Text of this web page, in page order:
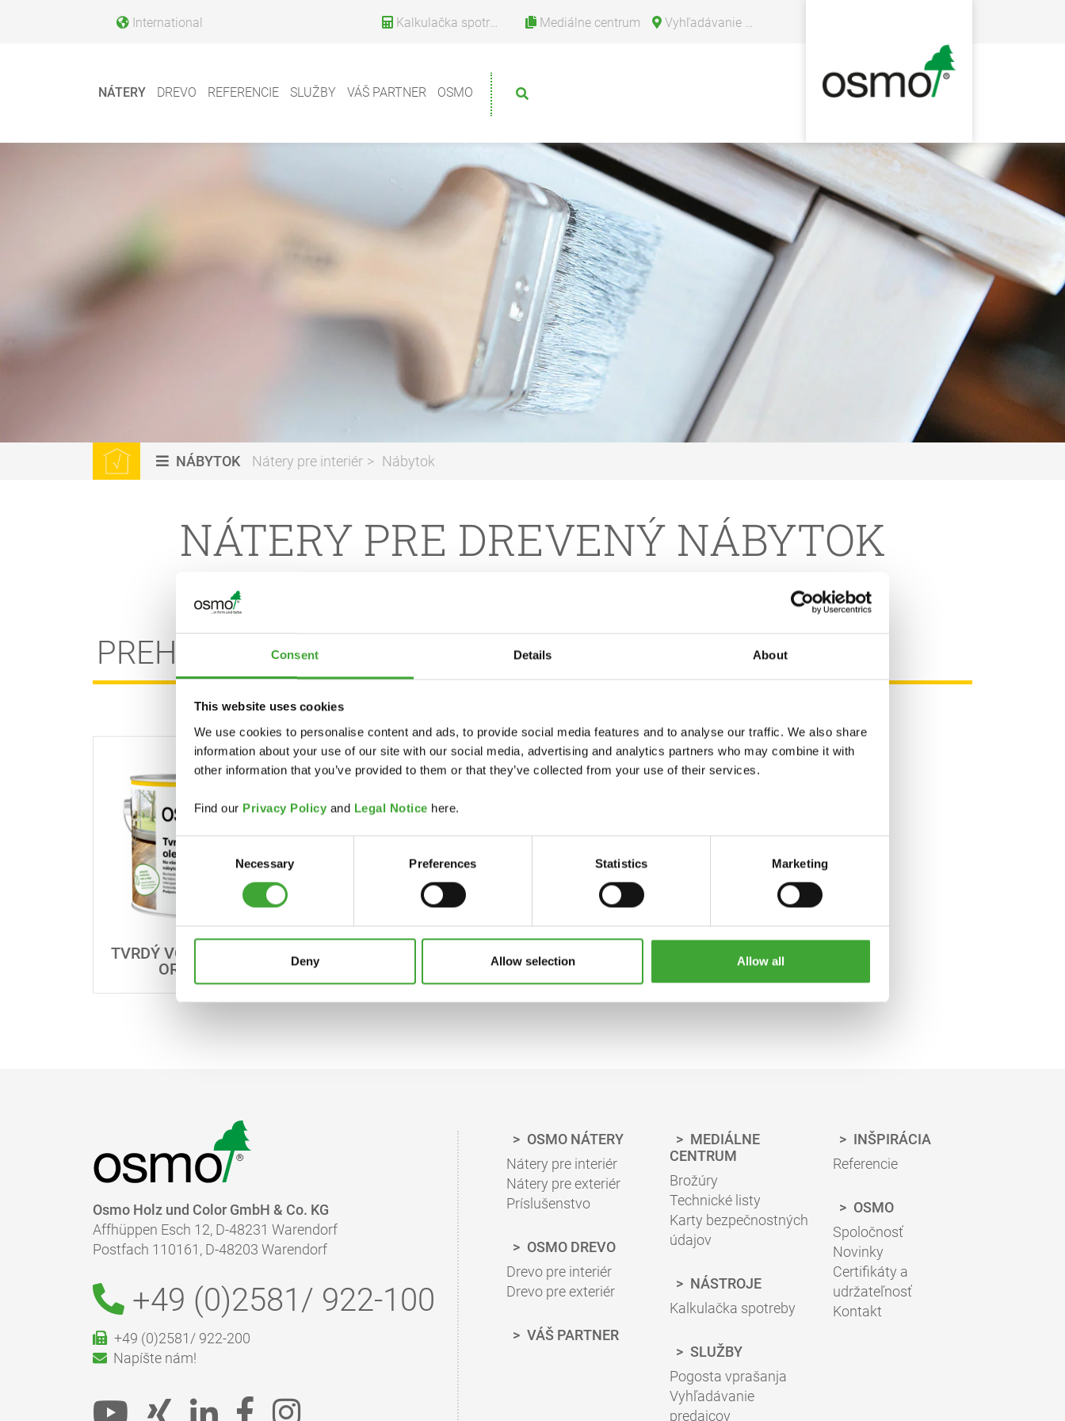
Consent Details About
This website uses cookies
We use cookies to personalise content and ads, to provide social media features and to analyse our traffic. We also share
information about your use of our site with our social media, advertising and analytics partners who may combine it with
other information that you’ve provided to them or that they’ve collected from your use of their services.
Find our Privacy Policy and Legal Notice here.
Consent
Selection
Necessary Preferences Statistics Marketing
Deny Allow selection Allow all
International Kalkulačka spotreby Mediálne centrum Vyhľadávanie predajcov
NÁTERY DREVO REFERENCIE SLUŽBY VÁŠ PARTNER OSMO
NÁBYTOK Nátery pre interiér Nábytok
NÁTERY PRE DREVENÝ NÁBYTOK
PREHĽAD PRODUKTU
TVRDÝ VOSKOVÝ OLEJ
ORIGINÁL
Osmo Holz und Color GmbH & Co. KG
Affhüppen Esch 12, D-48231 Warendorf
Postfach 110161, D-48203 Warendorf
+49 (0)2581/ 922-100
+49 (0)2581/ 922-200
Napíšte nám!
OSMO NÁTERY
Nátery pre interiér
Nátery pre exteriér
Príslušenstvo
OSMO DREVO
Drevo pre interiér
Drevo pre exteriér
VÁŠ PARTNER
MEDIÁLNE
CENTRUM
Brožúry
Technické listy
Karty bezpečnostných
údajov
NÁSTROJE
Kalkulačka spotreby
SLUŽBY
Pogosta vprašanja
Vyhľadávanie
predajcov
INŠPIRÁCIA
Referencie
OSMO
Spoločnosť
Novinky
Certifikáty a
udržateľnosť
Kontakt